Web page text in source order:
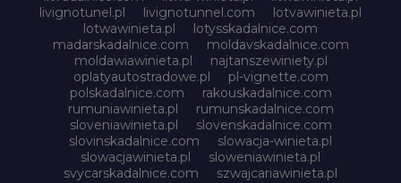
livignotunel.pl
livignotunnel.com
lotvawinieta.pl
lotwawinieta.pl
lotysskadalnice.com
madarskadalnice.com
moldavskadalnice.com
moldawiawinieta.pl
najtanszewiniety.pl
oplatyautostradowe.pl
pl-vignette.com
polskadalnice.com
rakouskadalnice.com
rumuniawinieta.pl
rumunskadalnice.com
sloveniawinieta.pl
slovenskadalnice.com
slovinskadalnice.com
slowacja-winieta.pl
slowacjawinieta.pl
sloweniawinieta.pl
svycarskadalnice.com
szwajcariawinieta.pl